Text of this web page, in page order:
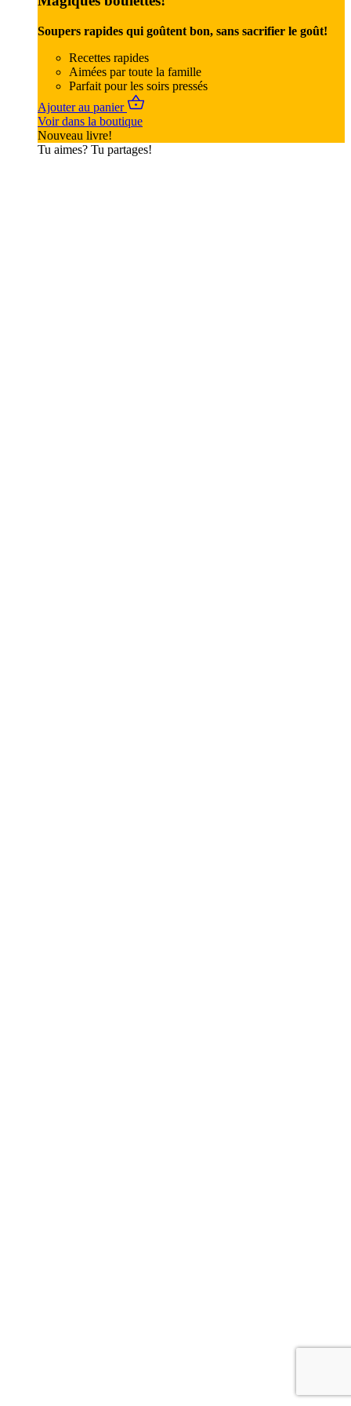
Soupers rapides qui goûtent bon, sans sacrifier le goût!
Recettes rapides
Aimées par toute la famille
Parfait pour les soirs pressés
Ajouter au panier
Voir dans la boutique
Nouveau livre!
Tu aimes? Tu partages!